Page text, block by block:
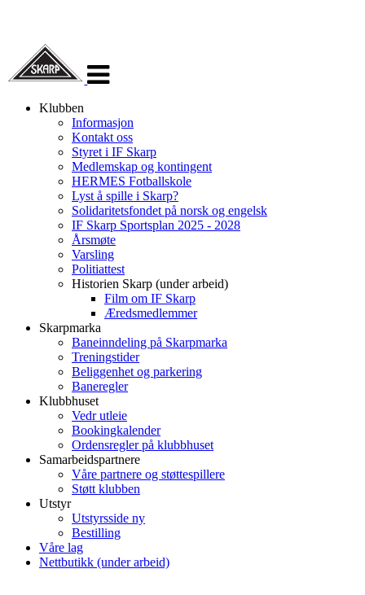
navigasjon
Klubben
Informasjon
Kontakt oss
Styret i IF Skarp
Medlemskap og kontingent
HERMES Fotballskole
Lyst å spille i Skarp?
Solidaritetsfondet på norsk og engelsk
IF Skarp Sportsplan 2025 - 2028
Årsmøte
Varsling
Politiattest
Historien Skarp (under arbeid)
Film om IF Skarp
Æredsmedlemmer
Skarpmarka
Baneinndeling på Skarpmarka
Treningstider
Beliggenhet og parkering
Baneregler
Klubbhuset
Vedr utleie
Bookingkalender
Ordensregler på klubbhuset
Samarbeidspartnere
Våre partnere og støttespillere
Støtt klubben
Utstyr
Utstyrsside ny
Bestilling
Våre lag
Nettbutikk (under arbeid)